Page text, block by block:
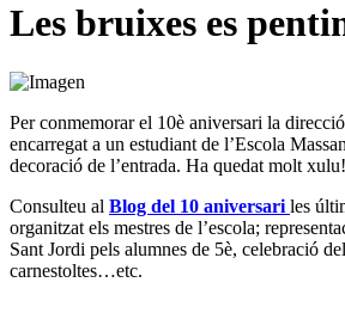
Les bruixes es
Per conmemorar el 10è aniversari la
encarregat a un estudiant de l’Escola
decoració de l’entrada. Ha quedat molt xulu!
Consulteu al Blog del 10 aniversari les
organitzat els mestres de l’escola;
Sant Jordi pels alumnes de 5è, celebració
carnestoltes…etc.